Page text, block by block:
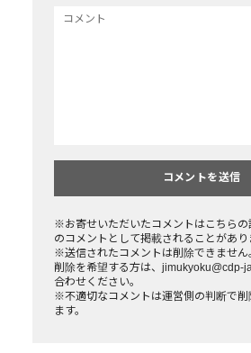
※お寄せいただいたコメントはこちらの
のコメントとして掲載されることがあり
※送信されたコメントは削除できません
削除を希望する方は、jimukyoku@cdp-
合わせください。
※不適切なコメントは運営側の判断で削
ます。